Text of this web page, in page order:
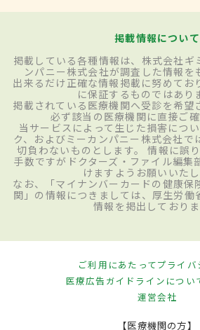
掲載情報について
掲載している各種情報は、株式会社ギ
ンパニー株式会社が調査した情報を
出来るだけ正確な情報掲載に努めてお
に保証するものではあり
掲載されている医療機関へ受診を希望
必ず該当の医療機関に直接ご確
当サービスによって生じた損害につ
ク、およびミーカンパニー株式会社で
切負わないものとします。 情報に誤
手数ですがドクターズ・ファイル編集
けますようお願いいたし
なお、「マイナンバーカードの健康保
関」の情報につきましては、厚生労働
情報を掲出しておりま
ご利用にあたってプライバ
医療広告ガイドラインについ
運営会社
【医療機関の方】